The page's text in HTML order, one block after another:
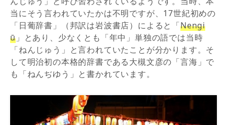
当にそう言われていたかは不明ですが、17世紀初めの
「日葡辞書」（邦訳は岩波書店）によると「Nengi
ū」とあり、少なくとも「年中」単独の語では当時
「ねんじゅう」と言われていたことが分かります。そ
して明治初の本格的辞書である大槻文彦の「言海」で
も「ねんぢゆう」と書かれています。